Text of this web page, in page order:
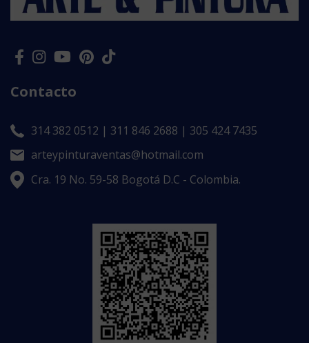
Contacto
314 382 0512 | 311 846 2688 | 305 424 7435
arteypinturaventas@hotmail.com
Cra. 19 No. 59-58 Bogotá D.C - Colombia.